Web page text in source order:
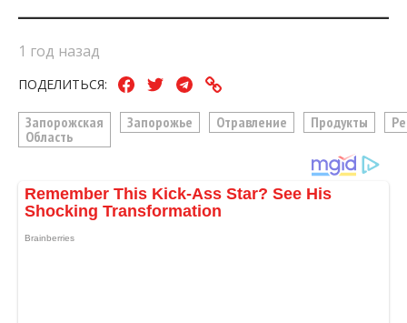
1 год назад
ПОДЕЛИТЬСЯ:
Запорожская
Область
Запорожье Отравление Продукты